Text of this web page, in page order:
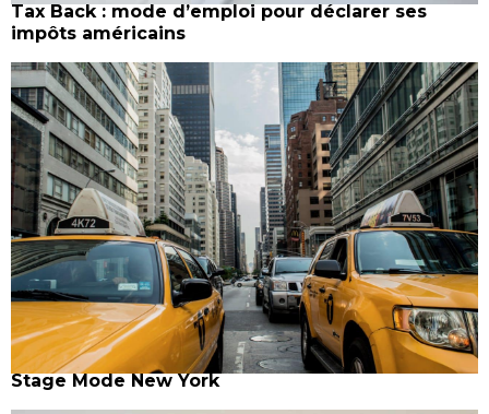
Tax Back : mode d’emploi pour déclarer ses
impôts américains
Stage Mode New York